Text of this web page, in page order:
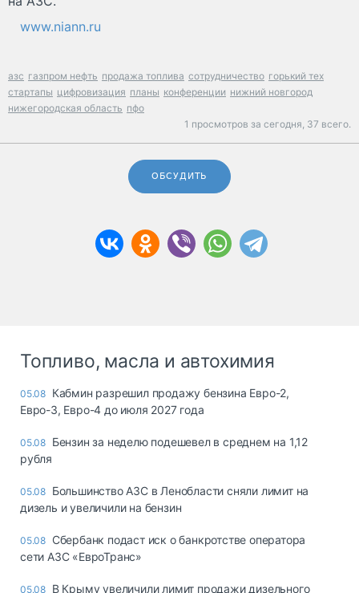
www.niann.ru
азс газпром нефть продажа топлива сотрудничество горький тех
стартапы цифровизация планы конференции нижний новгород
нижегородская область пфо
1 просмотров за сегодня, 37 всего.
ОБСУДИТЬ
Топливо, масла и автохимия
05.08 Кабмин разрешил продажу бензина Евро-2,
Евро-3, Евро-4 до июля 2027 года
05.08 Бензин за неделю подешевел в среднем на 1,12
рубля
05.08 Большинство АЗС в Ленобласти сняли лимит на
дизель и увеличили на бензин
05.08 Сбербанк подаст иск о банкротстве оператора
сети АЗС «ЕвроТранс»
05.08 В Крыму увеличили лимит продажи дизельного